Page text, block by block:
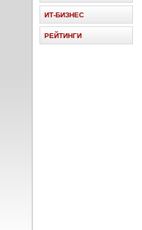
ИТ-БИЗНЕС
РЕЙТИНГИ